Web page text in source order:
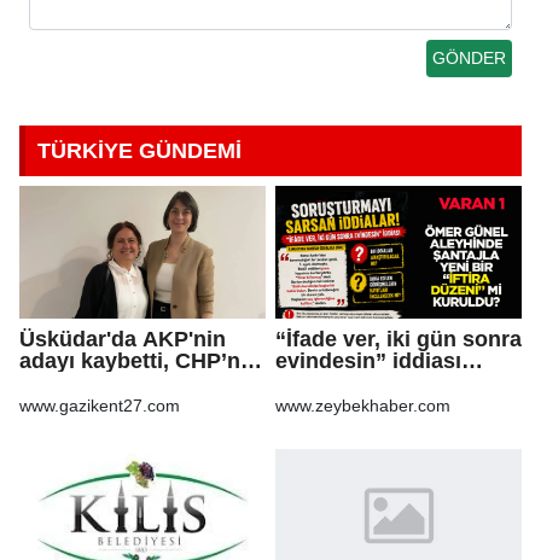
TÜRKİYE GÜNDEMİ
Üsküdar'da AKP'nin
adayı kaybetti, CHP’nin
Çetinkaya Başkan
www.gazikent27.com
“İfade ver, iki gün sonra
evindesin” iddiası
sarsabilir
www.zeybekhaber.com